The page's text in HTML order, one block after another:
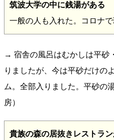
筑波大学の中に銭湯がある
一般の人も入れた。コロナ
→ 宿舎の風呂はむかしは平砂
りましたが、今は平砂だけの
ム。全部入りました。平砂の
房）
貴族の森の居抜きレストラ